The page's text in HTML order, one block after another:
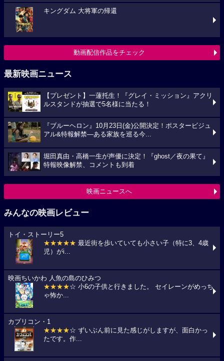
キングダム 大将軍の帰還
動画配信作品をチェック
最新映画ニュース
【プレゼント】一蓮托生！『グレイ・ミッション』アクリ
ルスタンドが抽選で5名様に当たる！
『ブルーヘロン』10月23日(金)公開決定！ポスタービジュ
アル&特報解禁―ある家族を巡る今...
堀田真由・高橋一生が声優に決定！『ghost／夜の果て』
特報映像解禁、コメントも到着
映画ニュースへ
みんなの映画レビュー
トイ・ストーリー5
★★★★★ 最近街を歩いていても小さい子（特に3、4歳
児）がi...
映画ちいかわ 人魚の島のひみつ
★★★★☆ 小6の子供と行きました。 セイレーンがめっち
ゃ怖か...
カプリコン・1
★★★★☆ ずいぶん前に見た感じがしますが、面白かっ
たです。作...